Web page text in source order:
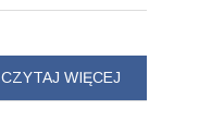
CZYTAJ WIĘCEJ